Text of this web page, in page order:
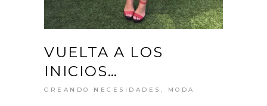
VUELTA A LOS
INICIOS…
CREANDO NECESIDADES , MODA